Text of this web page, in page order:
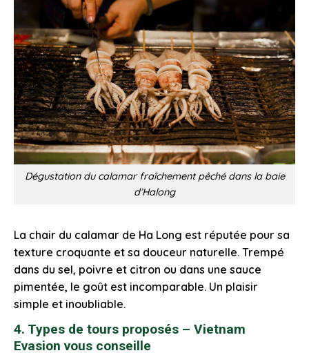
Dégustation du calamar fraîchement pêché dans la baie
d’Halong
La chair du calamar de Ha Long est réputée pour sa
texture croquante et sa douceur naturelle. Trempé
dans du sel, poivre et citron ou dans une sauce
pimentée, le goût est incomparable. Un plaisir
simple et inoubliable.
4. Types de tours proposés – Vietnam
Evasion vous conseille